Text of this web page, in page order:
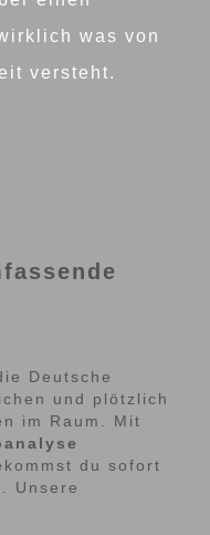
was von
versteht.
Deutsche
und plötzlich
im Raum. Mit
du sofort
Unsere